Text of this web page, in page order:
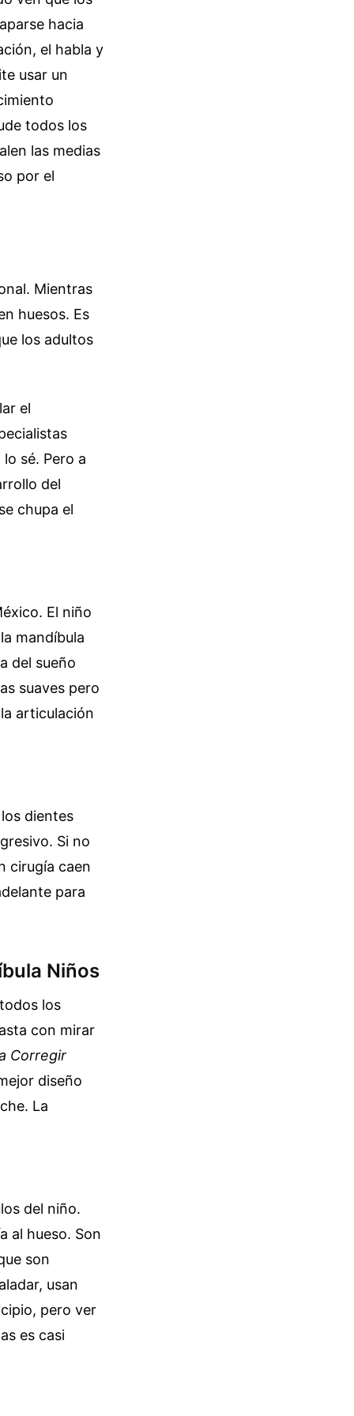
hacia
el habla y
usar un
todos los
las medias
por el
Mientras
huesos. Es
los adultos
el
sé. Pero a
del
chupa el
El niño
mandíbula
del sueño
suaves pero
articulación
dientes
Si no
cirugía caen
para
Niños
los
con mirar
Corregir
diseño
La
del niño.
al hueso. Son
son
usan
pero ver
es casi